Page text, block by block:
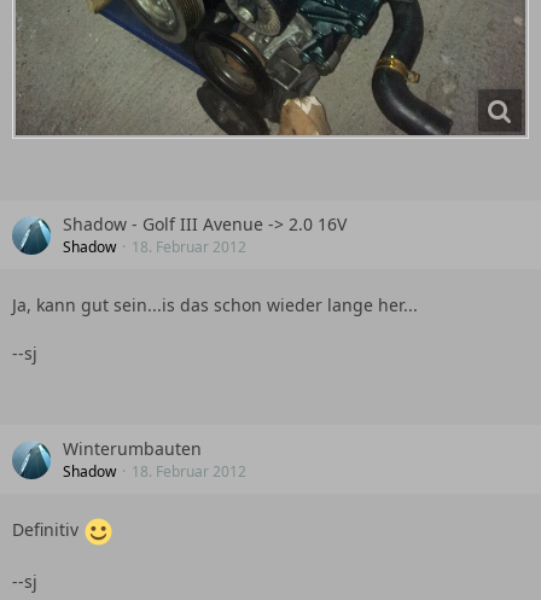
Shadow - Golf III Avenue -> 2.0 16V
Shadow 18. Februar 2012
Ja, kann gut sein...is das schon wieder lange her...
--sj
Winterumbauten
Shadow 18. Februar 2012
Definitiv
--sj